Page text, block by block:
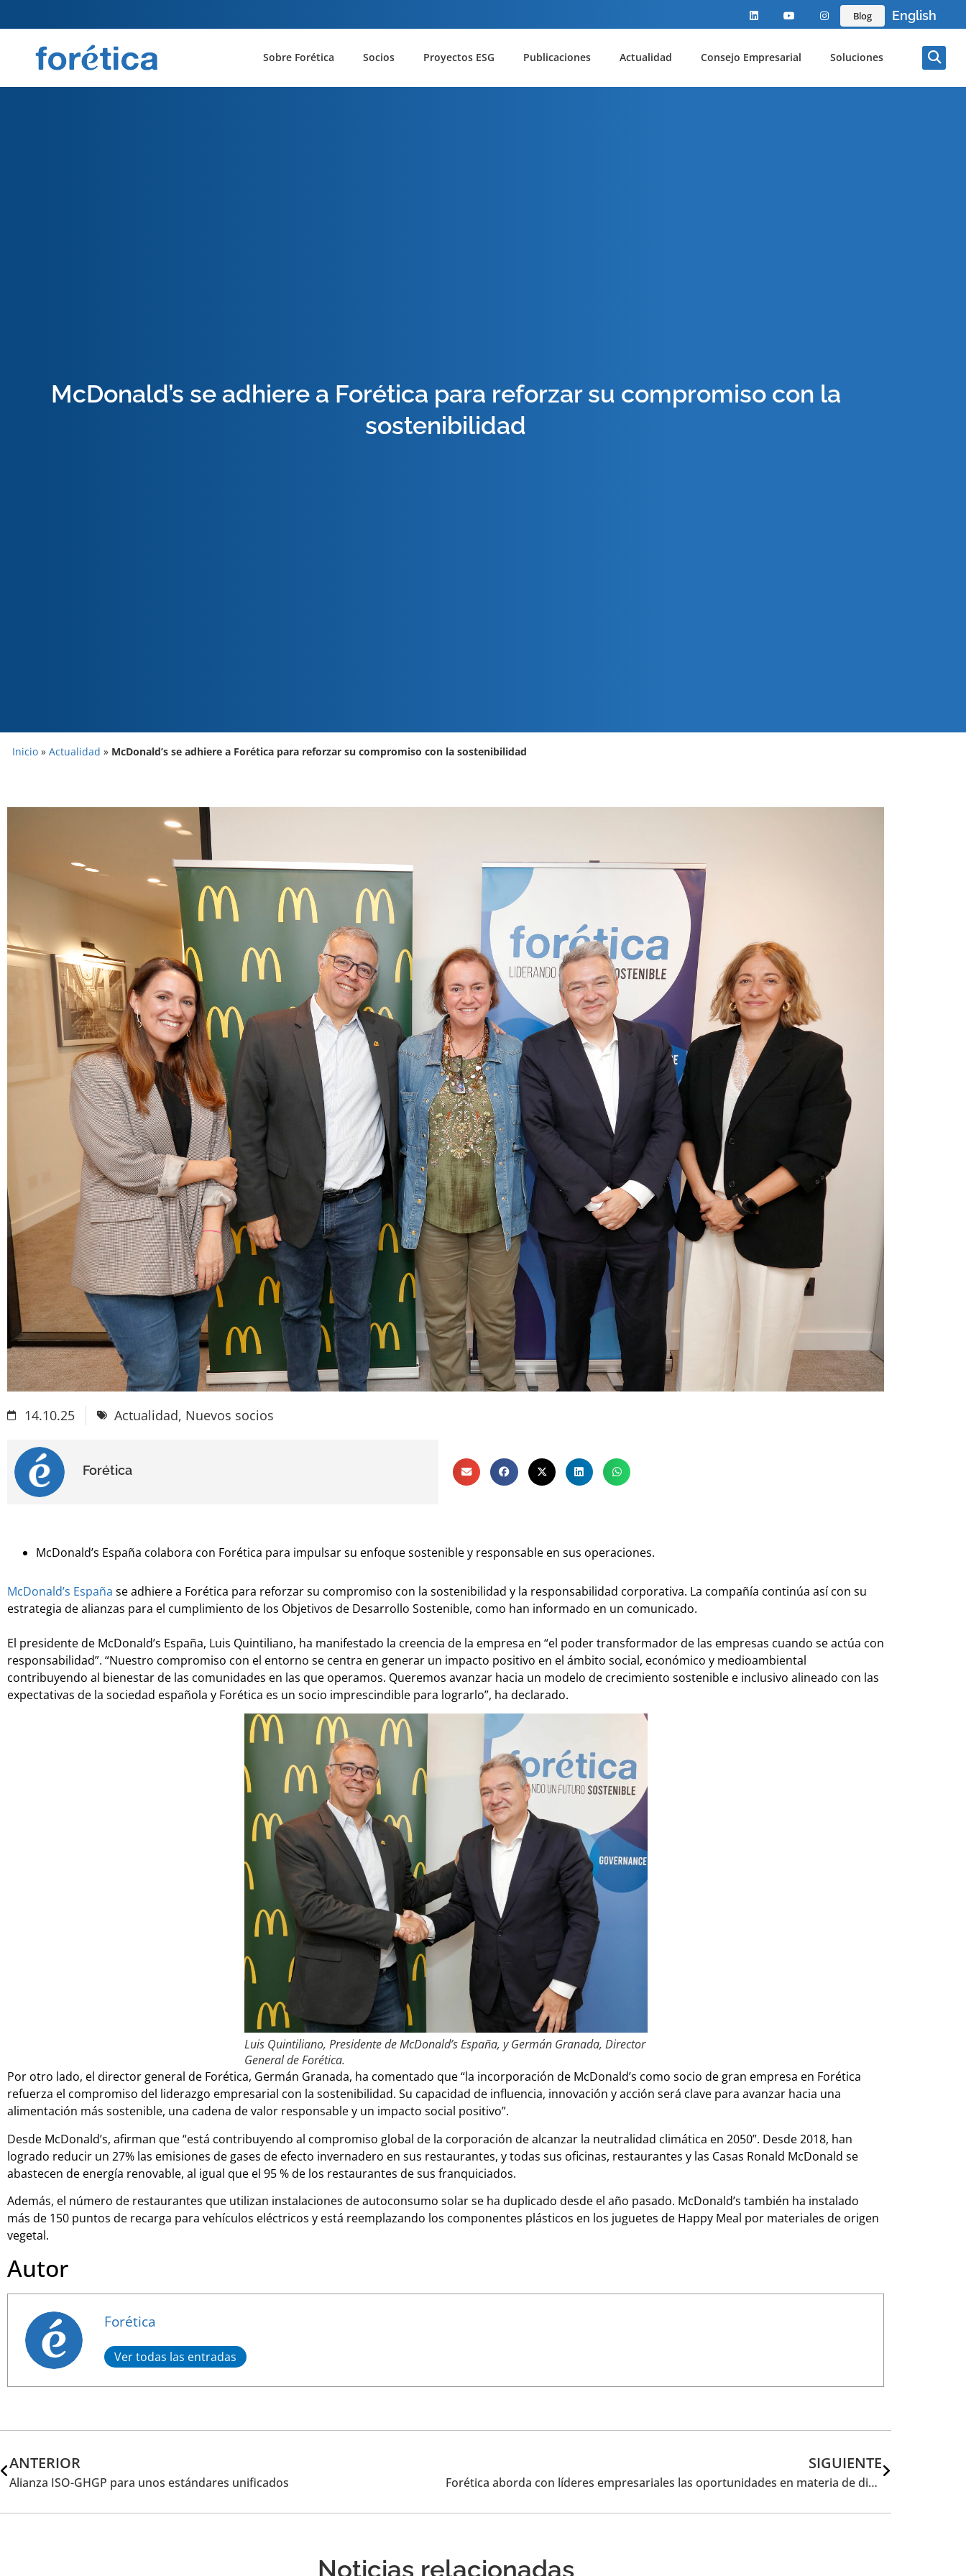
Blog English
Sobre Forética Socios Proyectos ESG Publicaciones Actualidad Consejo Empresarial Soluciones
McDonald’s se adhiere a Forética para reforzar su compromiso con la
sostenibilidad
Inicio » Actualidad » McDonald’s se adhiere a Forética para reforzar su compromiso con la sostenibilidad
14.10.25 Actualidad, Nuevos socios
Forética
McDonald’s España colabora con Forética para impulsar su enfoque sostenible y responsable en sus operaciones.
McDonald’s España se adhiere a Forética para reforzar su compromiso con la sostenibilidad y la responsabilidad corporativa. La compañía continúa así con su
estrategia de alianzas para el cumplimiento de los Objetivos de Desarrollo Sostenible, como han informado en un comunicado.
El presidente de McDonald’s España, Luis Quintiliano, ha manifestado la creencia de la empresa en “el poder transformador de las empresas cuando se actúa con
responsabilidad”. “Nuestro compromiso con el entorno se centra en generar un impacto positivo en el ámbito social, económico y medioambiental
contribuyendo al bienestar de las comunidades en las que operamos. Queremos avanzar hacia un modelo de crecimiento sostenible e inclusivo alineado con las
expectativas de la sociedad española y Forética es un socio imprescindible para lograrlo”, ha declarado.
Luis Quintiliano, Presidente de McDonald’s España, y Germán Granada, Director
General de Forética.
Por otro lado, el director general de Forética, Germán Granada, ha comentado que “la incorporación de McDonald’s como socio de gran empresa en Forética
refuerza el compromiso del liderazgo empresarial con la sostenibilidad. Su capacidad de influencia, innovación y acción será clave para avanzar hacia una
alimentación más sostenible, una cadena de valor responsable y un impacto social positivo”.
Desde McDonald’s, afirman que “está contribuyendo al compromiso global de la corporación de alcanzar la neutralidad climática en 2050”. Desde 2018, han
logrado reducir un 27% las emisiones de gases de efecto invernadero en sus restaurantes, y todas sus oficinas, restaurantes y las Casas Ronald McDonald se
abastecen de energía renovable, al igual que el 95 % de los restaurantes de sus franquiciados.
Además, el número de restaurantes que utilizan instalaciones de autoconsumo solar se ha duplicado desde el año pasado. McDonald’s también ha instalado
más de 150 puntos de recarga para vehículos eléctricos y está reemplazando los componentes plásticos en los juguetes de Happy Meal por materiales de origen
vegetal.
Autor
Forética
Ver todas las entradas
ANTERIOR
Alianza ISO-GHGP para unos estándares unificados
SIGUIENTE
Forética aborda con líderes empresariales las oportunidades en materia de diversidad, inclusión y gestión del talento
Noticias relacionadas